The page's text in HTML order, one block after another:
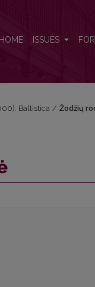
HOME ISSUES
Baltistica / Žodžių